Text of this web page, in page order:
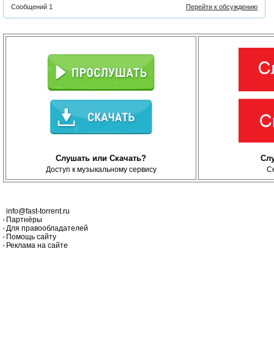
Сообщений 1 Перейти к обсуждению
Слушать или Скачать?
Доступ к музыкальному сервису
info@fast-torrent.ru
Партнёры
Для правообладателей
Помощь сайту
Реклама на сайте